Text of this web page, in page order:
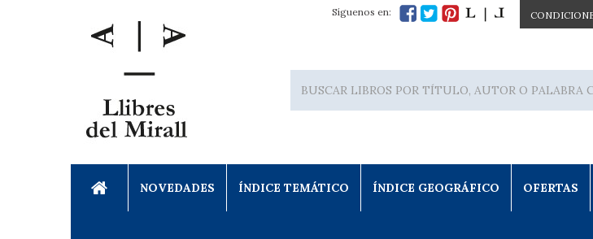
Síguenos en:
NOVEDADES ÍNDICE TEMÁTICO ÍNDICE GEOGRÁFICO OFERTAS